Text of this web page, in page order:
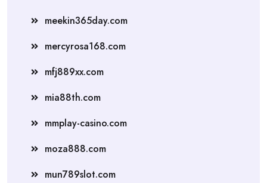
meekin365day.com
mercyrosa168.com
mfj889xx.com
mia88th.com
mmplay-casino.com
moza888.com
mun789slot.com